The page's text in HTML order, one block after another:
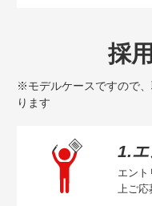
採
※モデルケースですので
ります
1.
エント
上ご応